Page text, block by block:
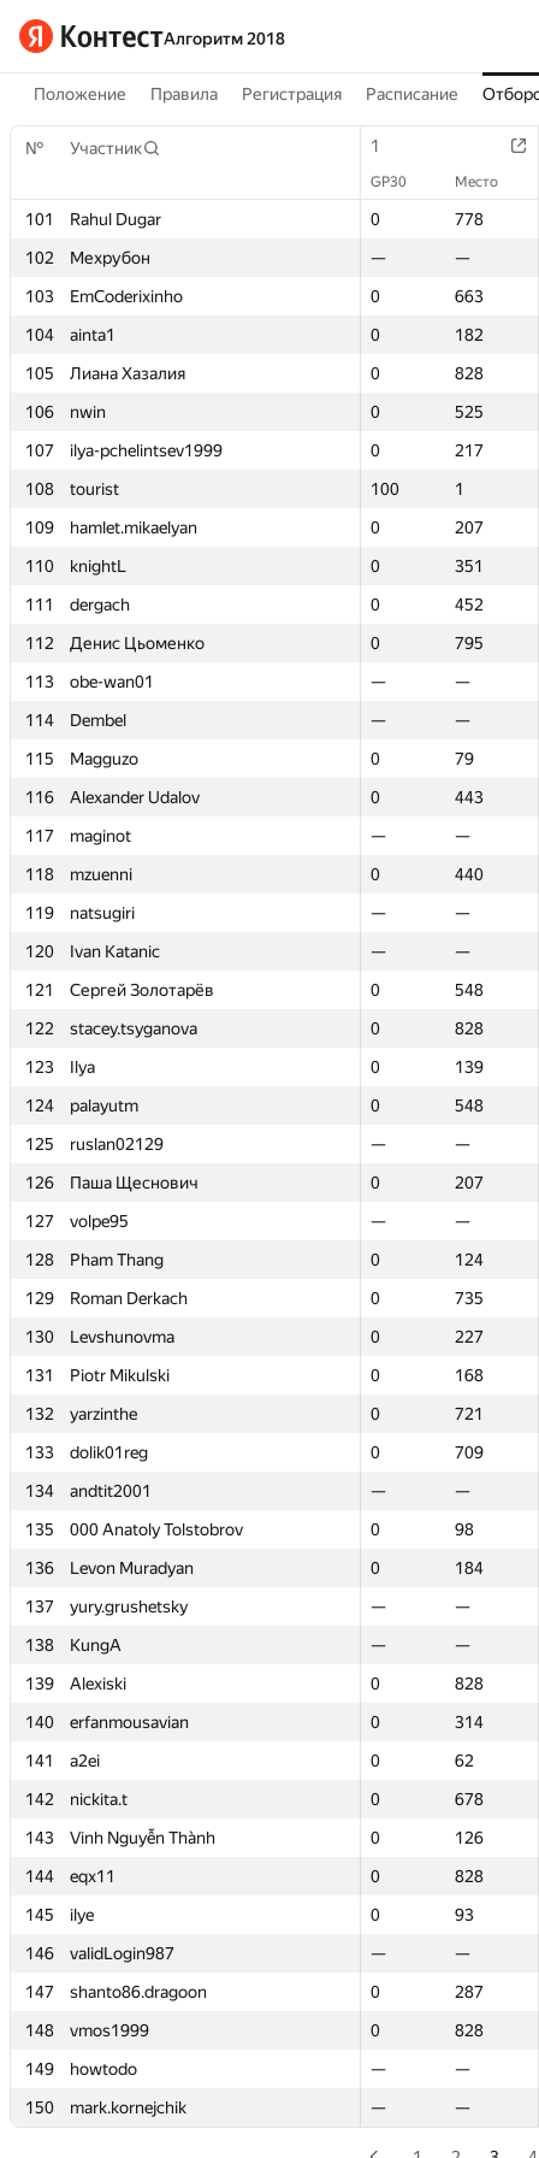
Алгоритм 2018
Положение Правила Регистрация Расписание
№ Участник 1
GP30 Место
101 Rahul Dugar 0
778
102
Мехрубон —
—
103
EmCoderixinho 0
663
104
ainta1 0
182
105
Лиана Хазалия 0
828
106
nwin 0
525
107
ilya-pchelintsev1999 0
217
108
tourist 100
1
109
hamlet.mikaelyan 0
207
110
knightL 0
351
111
dergach 0
452
112
Денис Цьоменко 0
795
113
obe-wan01 —
—
114
Dembel —
—
115
Magguzo 0
79
116
Alexander Udalov 0
443
117
maginot —
—
118
mzuenni 0
440
119
natsugiri —
—
120
Ivan Katanic —
—
121
Сергей Золотарёв 0
548
122
stacey.tsyganova 0
828
123
Ilya 0
139
124
palayutm 0
548
125
ruslan02129 —
—
126
Паша Щеснович 0
207
127
volpe95 —
—
128
Pham Thang 0
124
129
Roman Derkach 0
735
130
Levshunovma 0
227
131
Piotr Mikulski 0
168
132
yarzinthe 0
721
133
dolik01reg 0
709
134
andtit2001 —
—
135
000 Anatoly Tolstobrov 0
98
136
Levon Muradyan 0
184
137
yury.grushetsky —
—
138
KungA —
—
139
Alexiski 0
828
140
erfanmousavian 0
314
141
a2ei 0
62
142
nickita.t 0
678
143
Vinh Nguyễn Thành 0
126
144
eqx11 0
828
145
ilye 0
93
146
validLogin987 —
—
147
shanto86.dragoon 0
287
148
vmos1999 0
828
149
howtodo —
—
150
mark.kornejchik — —
№ Участник 1
GP30 Место
101 Rahul Dugar 0
778
102
Мехрубон —
—
103
EmCoderixinho 0
663
104
ainta1 0
182
105
Лиана Хазалия 0
828
106
nwin 0
525
107
ilya-pchelintsev1999 0
217
108
tourist 100
1
109
hamlet.mikaelyan 0
207
110
knightL 0
351
111
dergach 0
452
112
Денис Цьоменко 0
795
113
obe-wan01 —
—
114
Dembel —
—
115
Magguzo 0
79
116
Alexander Udalov 0
443
117
maginot —
—
118
mzuenni 0
440
119
natsugiri —
—
120
Ivan Katanic —
—
121
Сергей Золотарёв 0
548
122
stacey.tsyganova 0
828
123
Ilya 0
139
124
palayutm 0
548
125
ruslan02129 —
—
126
Паша Щеснович 0
207
127
volpe95 —
—
128
Pham Thang 0
124
129
Roman Derkach 0
735
130
Levshunovma 0
227
131
Piotr Mikulski 0
168
132
yarzinthe 0
721
133
dolik01reg 0
709
134
andtit2001 —
—
135
000 Anatoly Tolstobrov 0
98
136
Levon Muradyan 0
184
137
yury.grushetsky —
—
138
KungA —
—
139
Alexiski 0
828
140
erfanmousavian 0
314
141
a2ei 0
62
142
nickita.t 0
678
143
Vinh Nguyễn Thành 0
126
144
eqx11 0
828
145
ilye 0
93
146
validLogin987 —
—
147
shanto86.dragoon 0
287
148
vmos1999 0
828
149
howtodo —
—
150
mark.kornejchik — —